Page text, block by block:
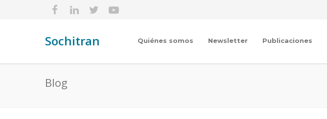
Sochitran Quiénes somos Newsletter Publicaciones
Blog